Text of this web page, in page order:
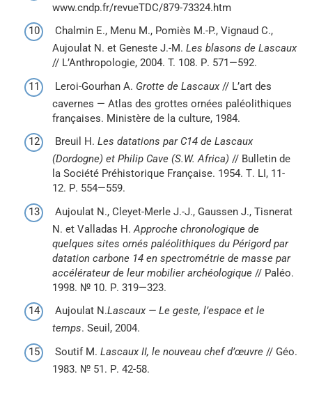
www.cndp.fr/revueTDC/879-73324.htm
Chalmin E., Menu M., Pomiès M.-P., Vignaud C.,
Aujoulat N. et Geneste J.-M. Les blasons de Lascaux
// L’Anthropologie, 2004. T. 108. Р. 571—592.
Leroi-Gourhan A. Grotte de Lascaux // L’art des
cavernes — Atlas des grottes ornées paléolithiques
françaises. Ministère de la culture, 1984.
Breuil H. Les datations par C14 de Lascaux
(Dordogne) et Philip Cave (S.W. Africa) // Bulletin de
la Société Préhistorique Française. 1954. Т. LI, 11-
12. Р. 554—559.
Aujoulat N., Cleyet-Merle J.-J., Gaussen J., Tisnerat
N. et Valladas H.Approche chronologique de
quelques sites ornés paléolithiques du Périgord par
datation carbone 14 en spectrométrie de masse par
accélérateur de leur mobilier archéologique // Paléo.
1998. № 10. Р. 319—323.
Aujoulat N.Lascaux — Le geste, l’espace et le
temps. Seuil, 2004.
Soutif M. Lascaux II, le nouveau chef d’œuvre // Géo.
1983. № 51. Р. 42-58.